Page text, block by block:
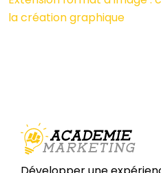
la création graphique